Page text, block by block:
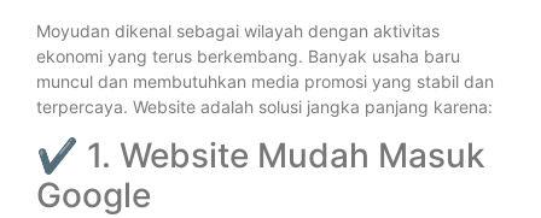
Moyudan dikenal sebagai wilayah dengan aktivitas
ekonomi yang terus berkembang. Banyak usaha baru
muncul dan membutuhkan media promosi yang stabil dan
terpercaya. Website adalah solusi jangka panjang karena:
✔ 1. Website Mudah Masuk
Google